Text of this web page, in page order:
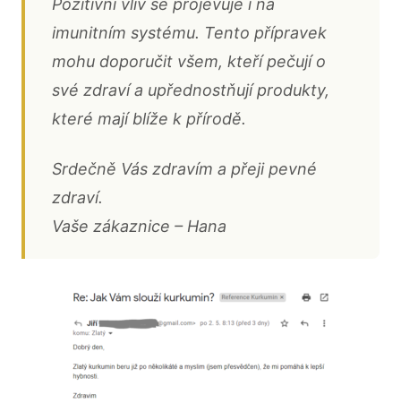
imunitním systému. Tento přípravek
mohu doporučit všem, kteří pečují o
své zdraví a upřednostňují produkty,
které mají blíže k přírodě.
Srdečně Vás zdravím a přeji pevné
zdraví.
Vaše zákaznice – Hana